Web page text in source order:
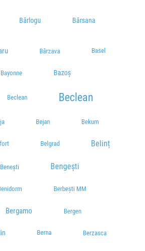
Lot 3 Km 500+596, 307210 Stanga, Румыния
Nord
Plecări / Sosiri
Bârlogu Bârsana
Bârzava Basel
Bayonne Bazoș
Beclean Beclean
Bejan Bekum
Belgrad Belinț
Benești Bengești
Berbești MM
Bergamo Bergen
Berna Berzasca